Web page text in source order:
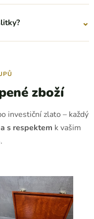
⌄
zboží
investiční zlato – každý
s respektem k vašim